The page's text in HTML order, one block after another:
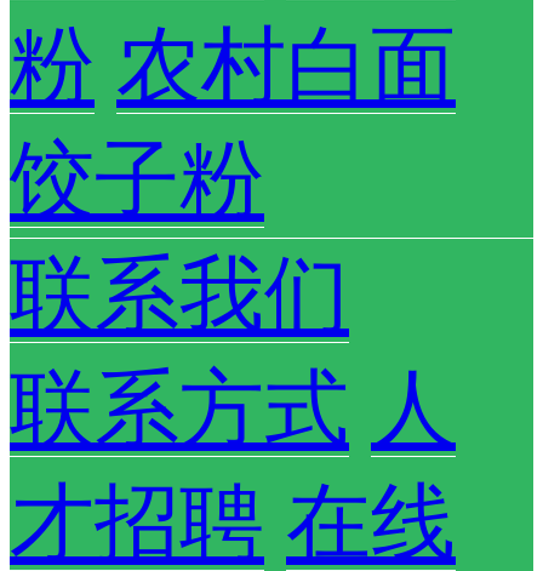
粉 农村白面
饺子粉
联系我们
联系方式 人
才招聘 在线